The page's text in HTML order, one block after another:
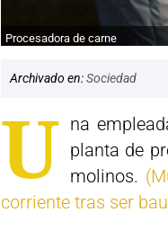
Procesadora de carne
Archivado en:Sociedad
U na
planta de
molinos.
corriente tras ser